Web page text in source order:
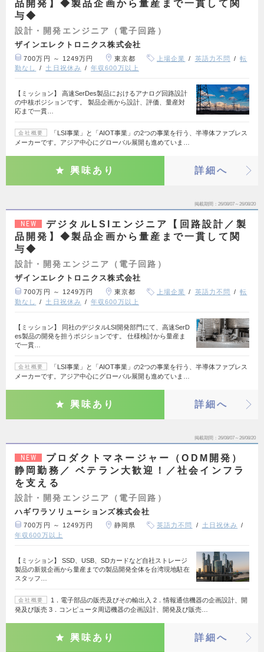
品開発】◆製品企画から量産まで一貫して関
与◆
設計・開発エンジニア（電子回路）
ザインエレクトロニクス株式会社
700万円 ～ 1249万円 東京都 上場企業 英語力不問
転
勤なし
土日祝休み 年収600万以上
【ミッション】 高速SerDes製品におけるアナログ回路設計
の中核ポジションです。 製品企画から設計、評価、量産対
応まで一貫…
会社概要
「LSI事業」と「AIOT事業」の2つの事業を行う、半導体ファブレス
メーカーです。アジア中心にグローバル展開も進めていま…
興味あり 詳細へ
掲載期間 26/08/07～26/08/20
NEW
デジタルLSIエンジニア【回路設計／製
品開発】◆製品企画から量産まで一貫して関
与◆
設計・開発エンジニア（電子回路）
ザインエレクトロニクス株式会社
700万円 ～ 1249万円 東京都 上場企業 英語力不問
転
勤なし
土日祝休み 年収600万以上
【ミッション】 同社のデジタルLSI開発部門にて、高速SerD
es製品の開発を担うポジションです。 仕様検討から量産ま
で一貫…
会社概要
「LSI事業」と「AIOT事業」の2つの事業を行う、半導体ファブレス
メーカーです。アジア中心にグローバル展開も進めていま…
興味あり 詳細へ
掲載期間 26/08/07～26/08/20
NEW
プロダクトマネージャー（ODM開発）
静岡勤務／ ベテラン大歓迎！／社会インフラ
を支える
設計・開発エンジニア（電子回路）
ハギワラソリューションズ株式会社
700万円 ～ 1249万円 静岡県 英語力不問
土日祝休み
年収600万以上
【ミッション】 SSD、USB、SDカードなど自社ストレージ
製品の新規企画から量産までの製品開発全体を台湾現地駐在
スタッフ…
会社概要
1．電子部品の販売及びその輸出入 2．情報通信機器の企画設計、開
発及び販売 3．コンピュータ周辺機器の企画設計、開発及び販売…
興味あり 詳細へ